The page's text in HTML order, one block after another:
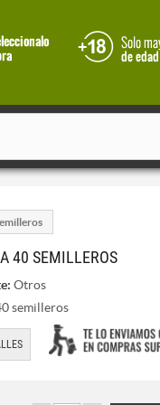
40 SEMILLEROS
Otros
semilleros